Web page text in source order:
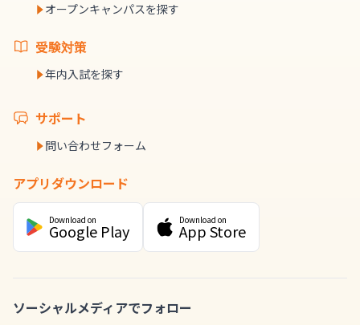
オープンキャンパスを探す
受験対策
年内入試を探す
サポート
問い合わせフォーム
アプリダウンロード
Download on
Google Play
Download on
App Store
ソーシャルメディアでフォロー